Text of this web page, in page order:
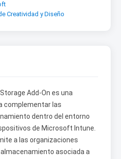
Creatividad y Diseño
Add-On es una
complementar las
dentro del entorno
de Microsoft Intune.
a las organizaciones
asociada a